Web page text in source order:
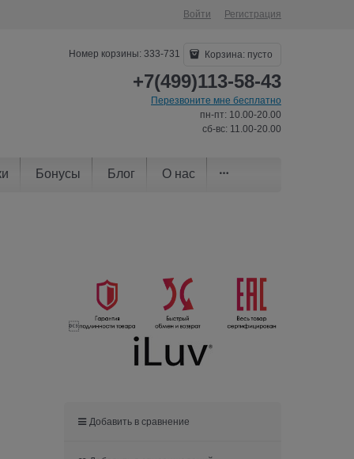
Войти Регистрация
Номер корзины: 333-731 Корзина: пусто
+7(499)113-58-43
Перезвоните мне бесплатно
пн-пт: 10.00-20.00
сб-вс: 11.00-20.00
Бонусы Блог О нас

Добавить в сравнение